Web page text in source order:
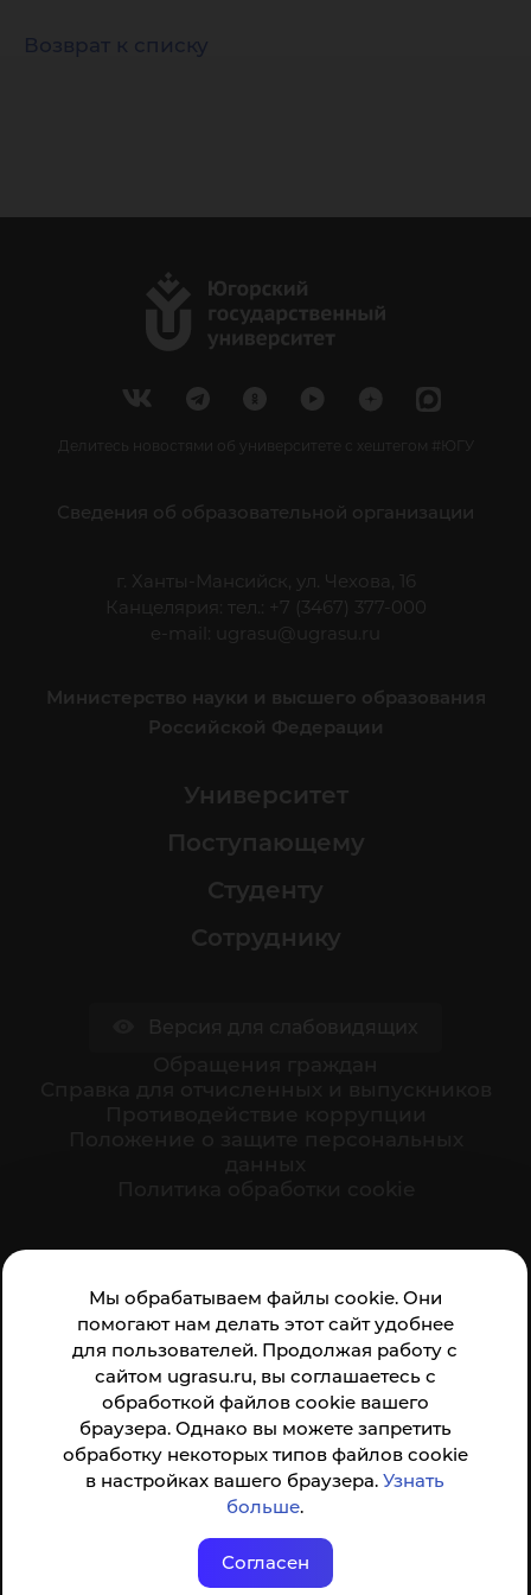
Мы обрабатываем файлы cookie. Они
помогают нам делать этот сайт удобнее
для пользователей. Продолжая работу с
сайтом ugrasu.ru, вы соглашаетесь с
обработкой файлов cookie вашего
браузера. Однако вы можете запретить
обработку некоторых типов файлов cookie
в настройках вашего браузера.Узнать
больше.
Согласен
Возврат к списку
Делитесь новостями об университете с хештегом #ЮГУ
Сведения об образовательной организации
г. Ханты-Мансийск, ул. Чехова, 16
Канцелярия: тел.: +7 (3467) 377-000
e-mail:
ugrasu@ugrasu.ru
Министерство науки и высшего образования
Российской Федерации
Университет
Поступающему
Студенту
Сотруднику
организации:
Анкета доступна по QR-коду, а так же по прямой
ссылке
© ФГБОУ ВО ЮГУ 2001–2026